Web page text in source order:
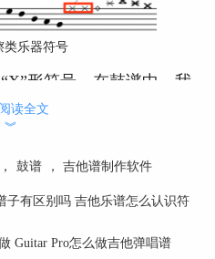
类乐器符号
形符号，在鼓谱中，我
的实心圆点，这个符号同
它所指代的就是鼓类乐
，我们就能获得非常清
读全文
︾
， 鼓谱 ， 吉他谱制作软件
子有区别吗 吉他乐谱怎么认识符
Guitar Pro怎么做吉他弹唱谱